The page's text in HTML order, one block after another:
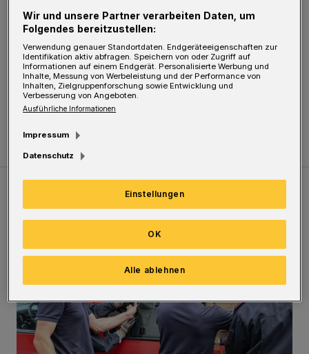
Sicherheitstipps im Umgang mit dem Internet.
Durchgeführt wird das Ganze vom "Team
Seniorensicherheit", einem
Gemeinschaftsprojekt von Stadt,
Polizeipräsidium und dem Verein "Allianz für
Sicherheit im Bergischen Land".
Neueste Artikel
Wir und unsere Partner verarbeiten Daten, um
Folgendes bereitzustellen:
Verwendung genauer Standortdaten. Endgeräteeigenschaften zur
Identifikation aktiv abfragen. Speichern von oder Zugriff auf
Informationen auf einem Endgerät. Personalisierte Werbung und
Inhalte, Messung von Werbeleistung und der Performance von
Inhalten, Zielgruppenforschung sowie Entwicklung und
Verbesserung von Angeboten.
Ausführliche Informationen
Impressum
Datenschutz
Einstellungen
Alle ablehnen
OK